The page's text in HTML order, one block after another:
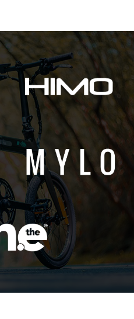
điện gập EGO E16
trong những thế hệ
môi trường
Pin của xe có
đơn giản tại nhà hoặc tại
mỗi lần sạc chỉ mất
có thểđi được quãng
trợ lực điện. Và 35km với
bạn có thể đi thả ga khi
có thể dễ dàng được cất
thang, thang máy, văn